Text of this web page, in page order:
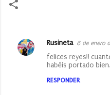
C
Rusineta 6 de enero
felices reyes!!
habéis portado
RESPONDER